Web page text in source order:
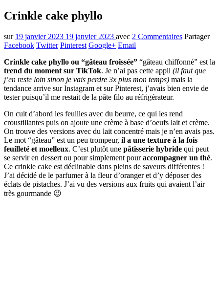
Crinkle cake phyllo
sur 19 janvier 2023 19 janvier 2023 avec 2 Commentaires Partager
Facebook Twitter Pinterest Google+ Email
Crinkle cake phyllo ou “gâteau froissée” “gâteau chiffonné” est la
trend du moment sur TikTok. Je n’ai pas cette appli (il faut que
j’en reste loin sinon je vais perdre 3x plus mon temps) mais la
tendance arrive sur Instagram et sur Pinterest, j’avais bien envie de
tester puisqu’il me restait de la pâte filo au réfrigérateur.
On cuit d’abord les feuilles avec du beurre, ce qui les rend
croustillantes puis on ajoute une crème à base d’oeufs lait et crème.
On trouve des versions avec du lait concentré mais je n’en avais pas.
Le mot “gâteau” est un peu trompeur, il a une texture à la fois
feuilleté et moelleux. C’est plutôt une pâtisserie hybride qui peut
se servir en dessert ou pour simplement pouraccompagner un thé.
Ce crinkle cake est déclinable dans pleins de saveurs différentes !
J’ai décidé de le parfumer à la fleur d’oranger et d’y déposer des
éclats de pistaches. J’ai vu des versions aux fruits qui avaient l’air
très gourmande 😉